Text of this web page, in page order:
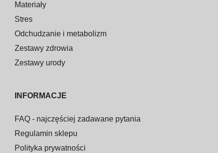
Materiały
Stres
Odchudzanie i metabolizm
Zestawy zdrowia
Zestawy urody
INFORMACJE
FAQ - najczęściej zadawane pytania
Regulamin sklepu
Polityka prywatności